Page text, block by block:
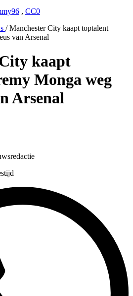
, CC0
/ Manchester City kaapt toptalent
van Arsenal
kaapt
Monga weg
Arsenal